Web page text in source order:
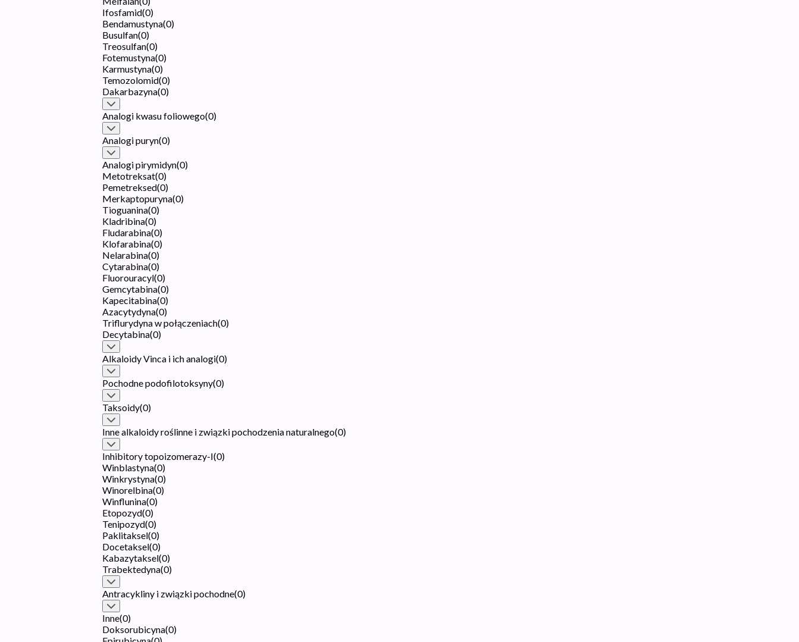
Ifosfamid(0)
Bendamustyna(0)
Busulfan(0)
Treosulfan(0)
Fotemustyna(0)
Karmustyna(0)
Temozolomid(0)
Dakarbazyna(0)
Analogi kwasu foliowego(0)
Analogi puryn(0)
Analogi pirymidyn(0)
Metotreksat(0)
Pemetreksed(0)
Merkaptopuryna(0)
Tioguanina(0)
Kladribina(0)
Fludarabina(0)
Klofarabina(0)
Nelarabina(0)
Cytarabina(0)
Fluorouracyl(0)
Gemcytabina(0)
Kapecitabina(0)
Azacytydyna(0)
Triflurydyna w połączeniach(0)
Decytabina(0)
Alkaloidy Vinca i ich analogi(0)
Pochodne podofilotoksyny(0)
Taksoidy(0)
Inne alkaloidy roślinne i związki pochodzenia naturalnego(0)
Inhibitory topoizomerazy-I(0)
Winblastyna(0)
Winkrystyna(0)
Winorelbina(0)
Winflunina(0)
Etopozyd(0)
Tenipozyd(0)
Paklitaksel(0)
Docetaksel(0)
Kabazytaksel(0)
Trabektedyna(0)
Antracykliny i związki pochodne(0)
Inne(0)
Doksorubicyna(0)